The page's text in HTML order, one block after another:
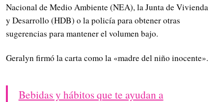
Nacional de Medio Ambiente (NEA), la Junta de Vivienda
y Desarrollo (HDB) o la policía para obtener otras
sugerencias para mantener el volumen bajo.
Geralyn firmó la carta como la «madre del niño inocente».
Bebidas y hábitos que te ayudan a